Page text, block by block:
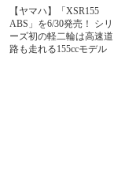
【ヤマハ】「XSR155
ABS」を6/30発売！ シリ
ーズ初の軽二輪は高速道
路も走れる155ccモデル